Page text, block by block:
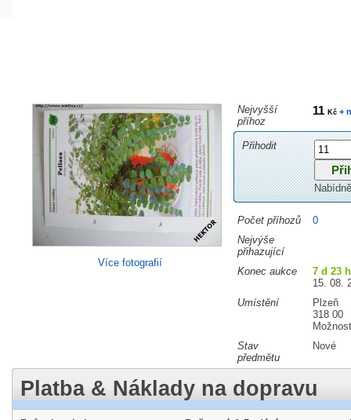
Více fotografií
Nejvyšší
příhoz
11 Kč+
Přihodit
Počet příhozů
0
Nejvýše
přihazující
Konec aukce
7 d 23
15. 08.
Umístění
Plzeň
318 00
Stav
předmětu
Nové
Platba & Náklady na dopravu